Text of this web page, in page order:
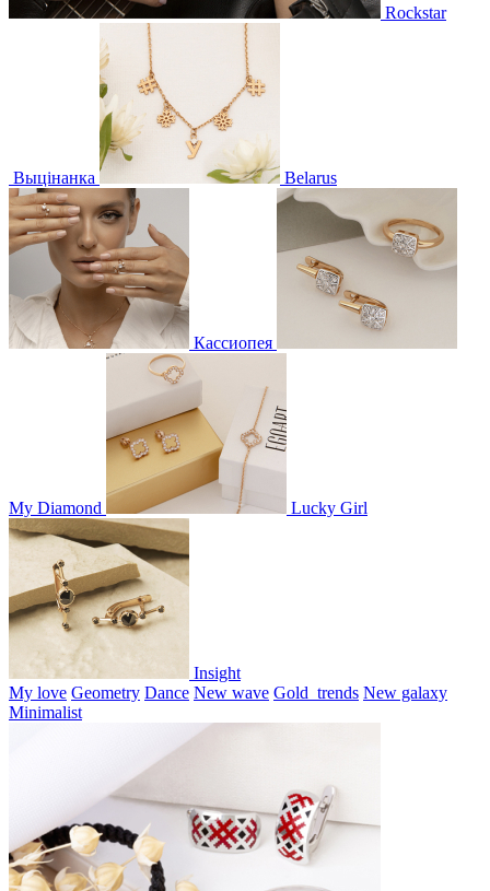
Rockstar
Выцінанка Belarus
Кассиопея
My Diamond Lucky Girl
Insight
My love Geometry Dance New wave Gold_trends New galaxy
Minimalist